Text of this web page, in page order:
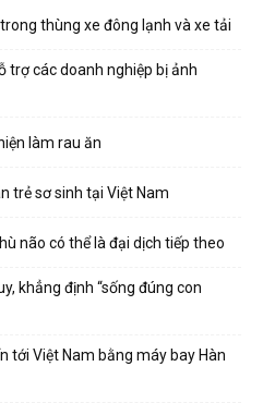
thùng xe đông lạnh và xe tải
trợ các doanh nghiệp bị ảnh
làm rau ăn
trẻ sơ sinh tại Việt Nam
não có thể là đại dịch tiếp theo
khẳng định “sống đúng con
tới Việt Nam bằng máy bay Hàn